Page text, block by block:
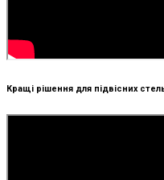
Кращі рішення для підвісних